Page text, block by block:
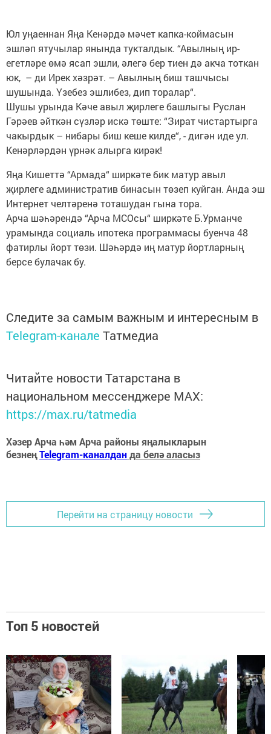
Юл уңаеннан Яңа Кенәрдә мәчет капка-коймасын
эшләп ятучылар янында тукталдык. “Авылның ир-
егетләре өмә ясап эшли, әлегә бер тиен дә акча тоткан
юк, – ди Ирек хәзрәт. – Авылның биш ташчысы
шушында. Үзебез эшлибез, дип торалар“.
Шушы урында Кәче авыл җирлеге башлыгы Руслан
Гәрәев әйткән сүзләр искә төште: “Зират чистартырга
чакырдык – нибары биш кеше килде“, - дигән иде ул.
Кенәрләрдән үрнәк алырга кирәк!
Яңа Кишеттә “Армада“ ширкәте бик матур авыл
җирлеге административ бинасын төзеп куйган. Анда эш
Интернет челтәренә тоташудан гына тора.
Арча шәһәрендә “Арча МСОсы“ ширкәте Б.Урманче
урамында социаль ипотека программасы буенча 48
фатирлы йорт төзи. Шәһәрдә иң матур йортларның
берсе булачак бу.
Следите за самым важным и интересным в
Telegram-канале Татмедиа
Читайте новости Татарстана в
национальном мессенджере MАХ:
https://max.ru/tatmedia
Хәзер Арча һәм Арча районы яңалыкларын
безнеңTelegram-каналданда белә аласыз
Перейти на страницу новости
Топ 5 новостей